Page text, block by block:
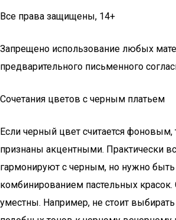
Все права защищены, 14+
Запрещено использование любых
предварительного письменного
Сочетания цветов с черным платьем
Если черный цвет считается фоновым,
признаны акцентными. Практически
гармонируют с черным, но нужно
комбинированием пастельных красок.
уместны. Например, не стоит